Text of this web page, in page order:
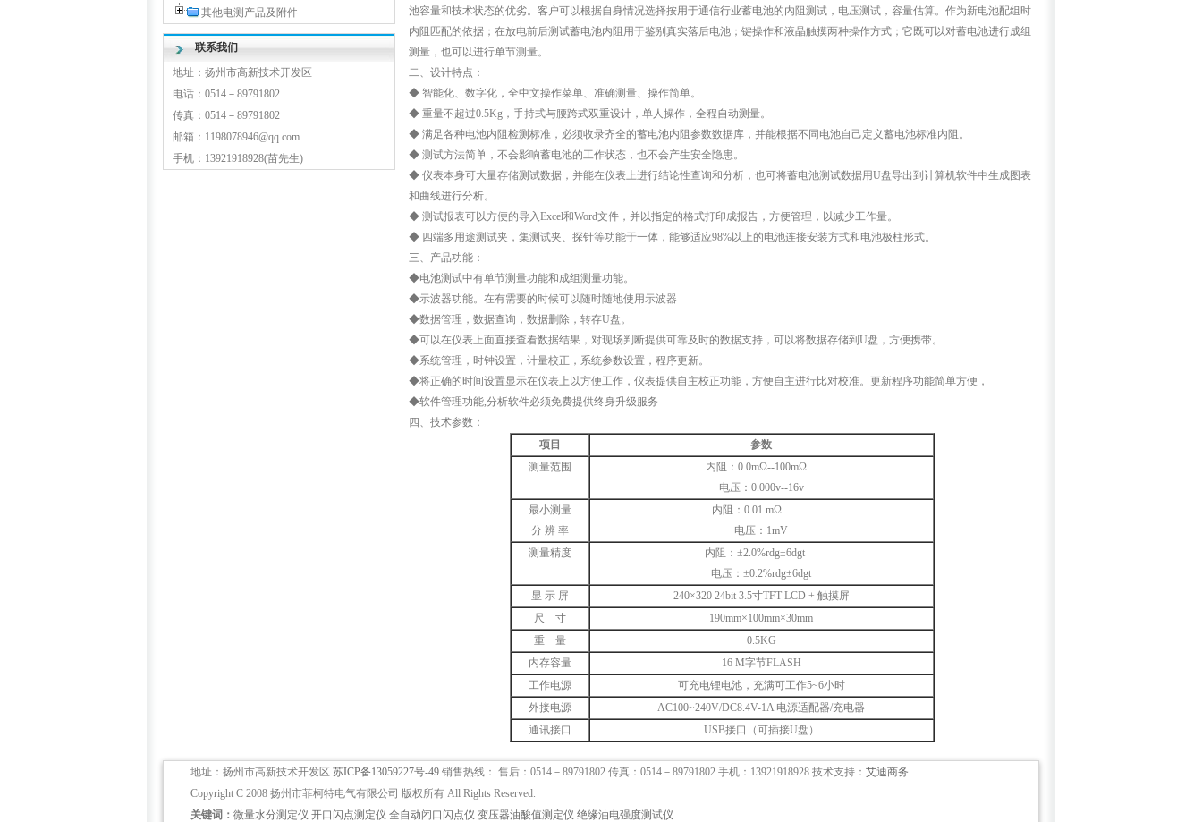
其他电测产品及附件
联系我们
地址：扬州市高新技术开发区
电话：0514－89791802
传真：0514－89791802
邮箱：1198078946@qq.com
手机：13921918928(苗先生)
池容量和技术状态的优劣。客户可以根据自身情况选择按用于通信行业蓄电池的内阻测试，电压测试，容量估算。作为新电池配组时
内阻匹配的依据；在放电前后测试蓄电池内阻用于鉴别真实落后电池；键操作和液晶触摸两种操作方式；它既可以对蓄电池进行成组
测量，也可以进行单节测量。
二、设计特点：
◆ 智能化、数字化，全中文操作菜单、准确测量、操作简单。
◆ 重量不超过0.5Kg，手持式与腰跨式双重设计，单人操作，全程自动测量。
◆ 满足各种电池内阻检测标准，必须收录齐全的蓄电池内阻参数数据库，并能根据不同电池自己定义蓄电池标准内阻。
◆ 测试方法简单，不会影响蓄电池的工作状态，也不会产生安全隐患。
◆ 仪表本身可大量存储测试数据，并能在仪表上进行结论性查询和分析，也可将蓄电池测试数据用U盘导出到计算机软件中生成图表
和曲线进行分析。
◆ 测试报表可以方便的导入Excel和Word文件，并以指定的格式打印成报告，方便管理，以减少工作量。
◆ 四端多用途测试夹，集测试夹、探针等功能于一体，能够适应98%以上的电池连接安装方式和电池极柱形式。
三、产品功能：
◆电池测试中有单节测量功能和成组测量功能。
◆示波器功能。在有需要的时候可以随时随地使用示波器
◆数据管理，数据查询，数据删除，转存U盘。
◆可以在仪表上面直接查看数据结果，对现场判断提供可靠及时的数据支持，可以将数据存储到U盘，方便携带。
◆系统管理，时钟设置，计量校正，系统参数设置，程序更新。
◆将正确的时间设置显示在仪表上以方便工作，仪表提供自主校正功能，方便自主进行比对校准。更新程序功能简单方便，
◆软件管理功能,分析软件必须免费提供终身升级服务
四、技术参数：
项目
参数
测量范围
内阻： 0.0mΩ--100mΩ
电压： 0.000v--16v
最小测量
分 辨 率
内阻： 0.01 mΩ
电压： 1mV
测量精度
内阻： ±2.0%rdg±6dgt
电压： ±0.2%rdg±6dgt
显 示 屏
240×320 24bit 3.5寸TFT LCD + 触摸屏
尺
寸 190mm×100mm×30mm
重
量
0.5KG
内存容量
16 M字节FLASH
工作电源
可充电锂电池，充满可工作5~6小时
外接电源
AC100~240V/DC8.4V-1A 电源适配器/充电器
通讯接口
USB接口（可插接U盘）
地址：扬州市高新技术开发区 苏ICP备13059227号-49 销售热线： 售后：0514－89791802 传真：0514－89791802 手机：13921918928 技术支持： 艾迪商务
Copyright C 2008 扬州市菲柯特电气有限公司 版权所有 All Rights Reserved.
关键词： 微量水分测定仪 开口闪点测定仪 全自动闭口闪点仪 变压器油酸值测定仪 绝缘油电强度测试仪